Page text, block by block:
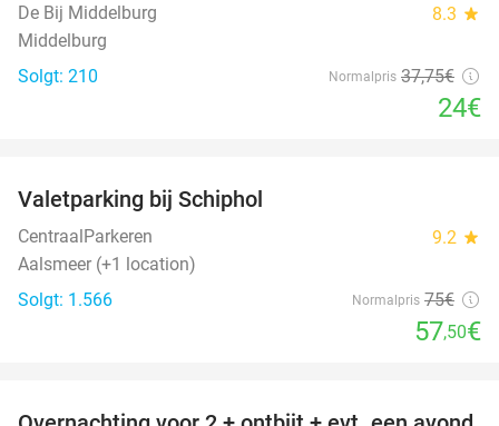
De Bij Middelburg 8.3 star
Middelburg
Solgt: 210
Normalpris 37,75€
24€
Valetparking bij Schiphol
CentraalParkeren 9.2 star
Aalsmeer (+1 location)
Solgt: 1.566
Normalpris 75€
57,50€